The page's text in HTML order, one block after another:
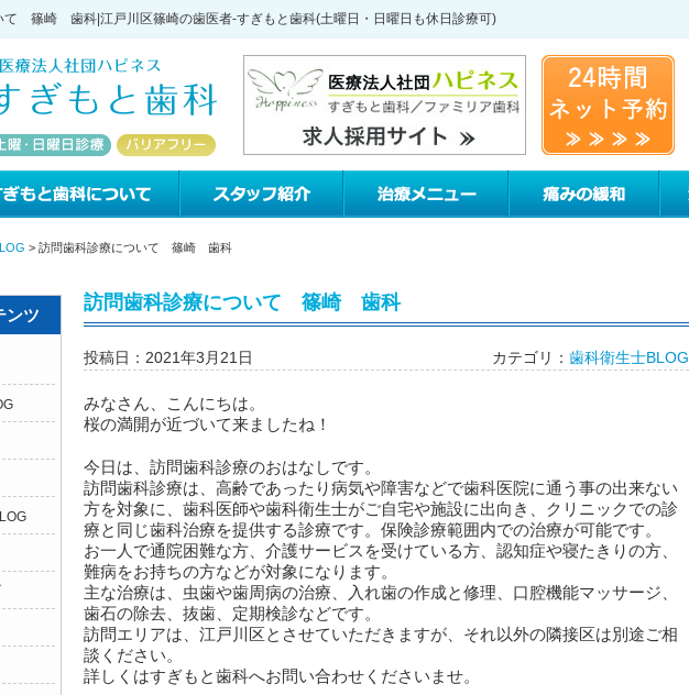
て 篠崎 歯科|江戸川区篠崎の歯医者-すぎもと歯科(土曜日・日曜日も休日診療可)
> 訪問歯科診療について 篠崎 歯科
ンツ
訪問歯科診療について 篠崎 歯科
投稿日：2021年3月21日 カテゴリ： 歯科衛生士BLOG
みなさん、こんにちは。
桜の満開が近づいて来ましたね！
今日は、訪問歯科診療のおはなしです。
訪問歯科診療は、高齢であったり病気や障害などで歯科医院に通う事の出来ない
方を対象に、歯科医師や歯科衛生士がご自宅や施設に出向き、クリニックでの診
療と同じ歯科治療を提供する診療です。保険診療範囲内での治療が可能です。
お一人で通院困難な方、介護サービスを受けている方、認知症や寝たきりの方、
難病をお持ちの方などが対象になります。
主な治療は、虫歯や歯周病の治療、入れ歯の作成と修理、口腔機能マッサージ、
歯石の除去、抜歯、定期検診などです。
訪問エリアは、江戸川区とさせていただきますが、それ以外の隣接区は別途ご相
談ください。
詳しくはすぎもと歯科へお問い合わせくださいませ。